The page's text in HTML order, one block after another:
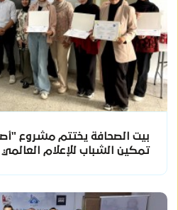
بيت الصحافة يختتم مشروع
تمكين الشباب للإعلام العالمي